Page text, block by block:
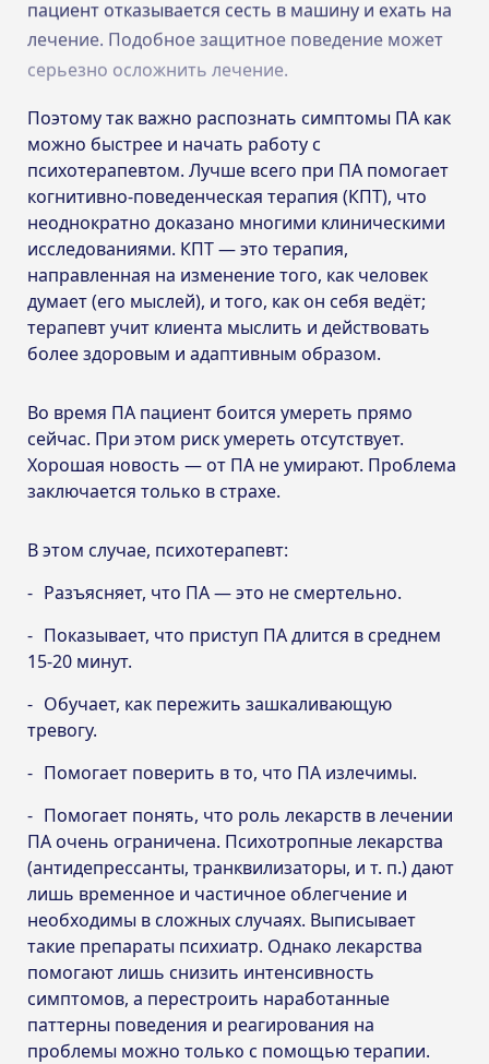
пациент отказывается сесть в машину и ехать на
лечение. Подобное защитное поведение может
серьезно осложнить лечение.
Поэтому так важно распознать симптомы ПА как
можно быстрее и начать работу с
психотерапевтом. Лучше всего при ПА помогает
когнитивно-поведенческая терапия (КПТ), что
неоднократно доказано многими клиническими
исследованиями. КПТ — это терапия,
направленная на изменение того, как человек
думает (его мыслей), и того, как он себя ведёт;
терапевт учит клиента мыслить и действовать
более здоровым и адаптивным образом.
Во время ПА пациент боится умереть прямо
сейчас. При этом риск умереть отсутствует.
Хорошая новость — от ПА не умирают. Проблема
заключается только в страхе.
В этом случае, психотерапевт:
Разъясняет, что ПА — это не смертельно.
Показывает, что приступ ПА длится в среднем
15-20 минут.
Обучает, как пережить зашкаливающую
тревогу.
Помогает поверить в то, что ПА излечимы.
Помогает понять, что роль лекарств в лечении
ПА очень ограничена. Психотропные лекарства
(антидепрессанты, транквилизаторы, и т. п.) дают
лишь временное и частичное облегчение и
необходимы в сложных случаях. Выписывает
такие препараты психиатр. Однако лекарства
помогают лишь снизить интенсивность
симптомов, а перестроить наработанные
паттерны поведения и реагирования на
проблемы можно только с помощью терапии.